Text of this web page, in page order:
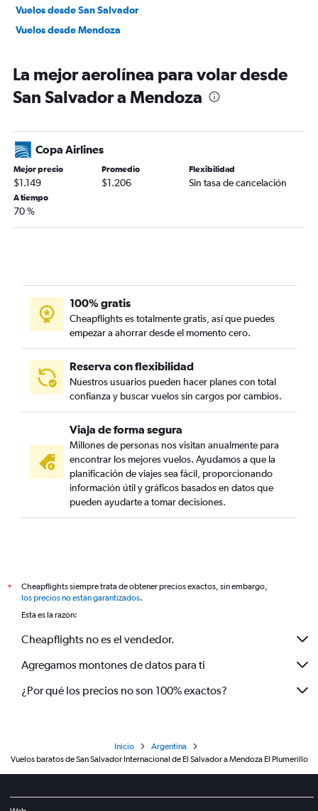
Vuelos desde San Salvador
Vuelos desde Mendoza
La mejor aerolínea para volar desde
San Salvador a Mendoza
Copa Airlines
Mejor precio
$1.149
Promedio
$1.206
Flexibilidad
Sin tasa de cancelación
A tiempo
70 %
100% gratis
Cheapflights es totalmente gratis, así que puedes
empezar a ahorrar desde el momento cero.
Reserva con flexibilidad
Nuestros usuarios pueden hacer planes con total
confianza y buscar vuelos sin cargos por cambios.
Viaja de forma segura
Millones de personas nos visitan anualmente para
encontrar los mejores vuelos. Ayudamos a que la
planificación de viajes sea fácil, proporcionando
información útil y gráficos basados en datos que
pueden ayudarte a tomar decisiones.
*
Cheapflights siempre trata de obtener precios exactos, sin embargo,
los precios no están garantizados.
Esta es la razón:
Cheapflights no es el vendedor.
Agregamos montones de datos para ti
¿Por qué los precios no son 100% exactos?
Inicio
Argentina
Vuelos baratos de San Salvador Internacional de El Salvador a Mendoza El Plumerillo